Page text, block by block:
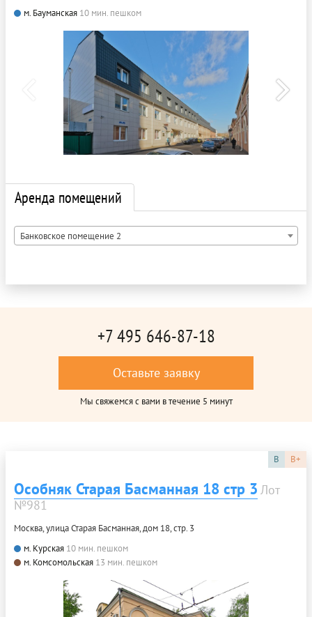
м. Бауманская 10 мин. пешком
Аренда помещений
Банковское помещение 2
+7 495 646-87-18
Оставьте заявку
Мы свяжемся с вами в течение 5 минут
B B+
Особняк Старая Басманная 18 стр 3 Лот
№981
Москва, улица Старая Басманная, дом 18, стр. 3
м. Курская 10 мин. пешком
м. Комсомольская 13 мин. пешком